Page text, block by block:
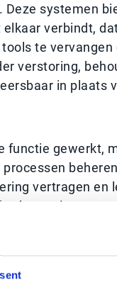
systemen
verbindt,
te
verstoring,
in plaats
functie gewerkt,
vertragen en
manier van
binnen
doorstroomt,